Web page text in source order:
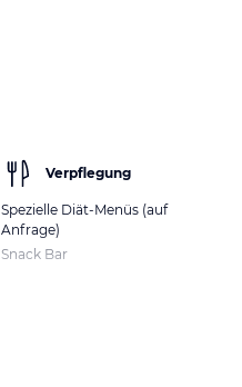
Verpflegung
Spezielle Diät-Menüs (auf
Anfrage)
Snack Bar